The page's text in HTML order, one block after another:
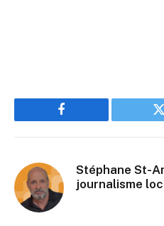
Facebook
Stéphane St-
journalisme